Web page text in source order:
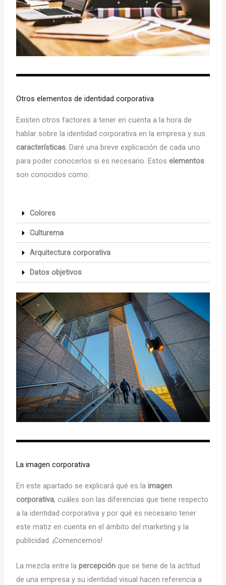
Otros elementos de identidad corporativa
Existen otros factores a tener en cuenta a la hora de
hablar sobre la identidad corporativa en la empresa y sus
características. Daré una breve explicación de cada uno
para poder conocerlos si es necesario. Estoselementos
son conocidos como:
Colores
Culturema
Arquitectura corporativa
Datos objetivos
La imagen corporativa
En este apartado se explicará qué es laimagen
corporativa, cuáles son las diferencias que tiene respecto
a la identidad corporativa y por qué es necesario tener
este matiz en cuenta en el ámbito del marketing y la
publicidad. ¡Comencemos!
La mezcla entre lapercepción que se tiene de la actitud
de una empresa y su identidad visual hacen referencia a